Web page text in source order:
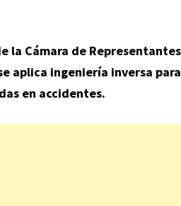
la Cámara de
aplica ingeniería inversa
en accidentes.